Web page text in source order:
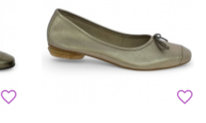
favorite_border favorite_border